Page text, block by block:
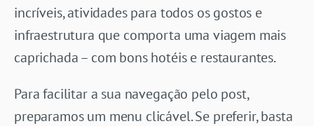
incríveis, atividades para todos os gostos e
infraestrutura que comporta uma viagem mais
caprichada – com bons hotéis e restaurantes.
Para facilitar a sua navegação pelo post,
preparamos um menu clicável. Se preferir, basta